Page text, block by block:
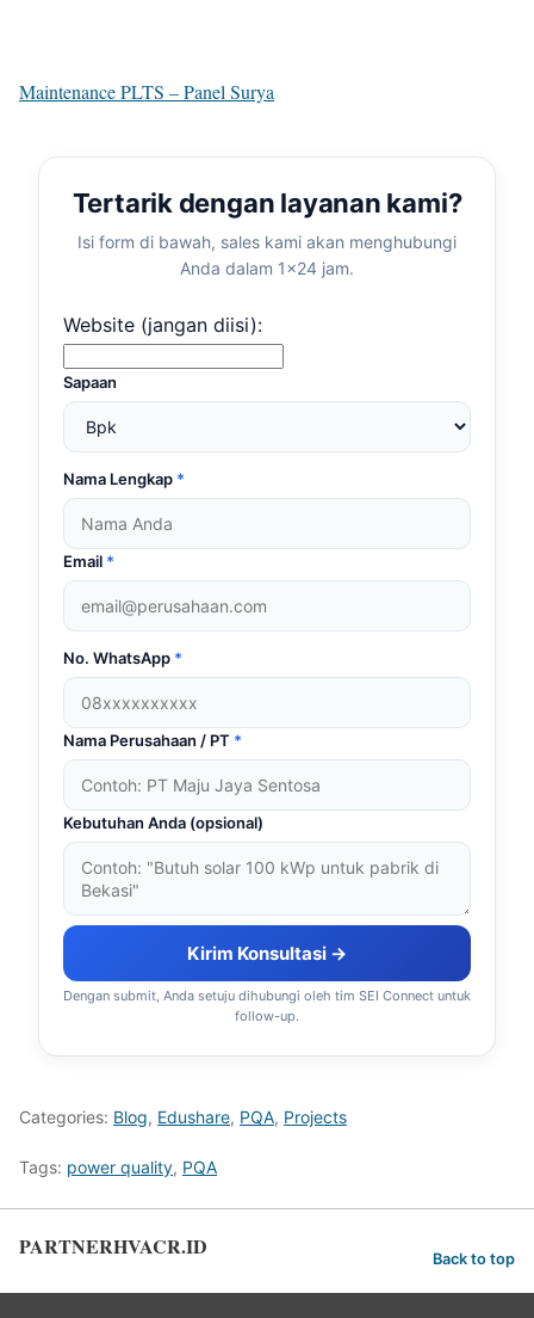
Maintenance PLTS – Panel Surya
Tertarik dengan layanan kami?
Isi form di bawah, sales kami akan menghubungi
Anda dalam 1×24 jam.
Website (jangan diisi):
Sapaan
Nama Lengkap *
Email *
No. WhatsApp *
Nama Perusahaan / PT *
Kebutuhan Anda (opsional)
Kirim Konsultasi →
Dengan submit, Anda setuju dihubungi oleh tim SEI Connect untuk
follow-up.
Categories: Blog, Edushare, PQA, Projects
Tags: power quality, PQA
PARTNERHVACR.ID Back to top